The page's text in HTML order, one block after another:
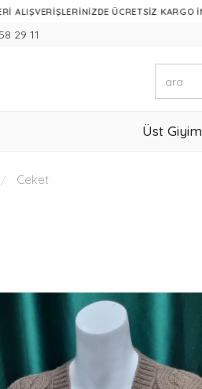
ÜCRETSİZ KARGO İMKANI
29 11
Üst Giyim
Ceket